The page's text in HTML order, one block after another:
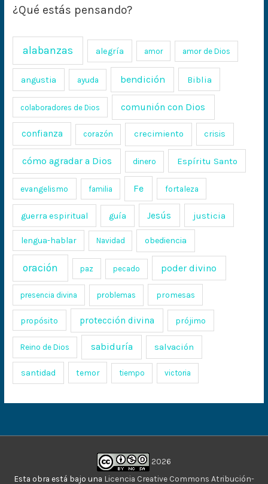
¿Qué estás pensando?
alabanzas alegría amor amor de Dios
angustia ayuda bendición Biblia
colaboradores de Dios comunión con Dios
confianza corazón crecimiento crisis
cómo agradar a Dios dinero Espíritu Santo
evangelismo familia Fe fortaleza
guerra espiritual guía Jesús justicia
lengua-hablar Navidad obediencia
oración paz pecado poder divino
presencia divina problemas promesas
propósito protección divina prójimo
Reino de Dios sabiduría salvación
santidad temor tiempo victoria
2026
Esta obra está bajo una Licencia Creative Commons Atribución-